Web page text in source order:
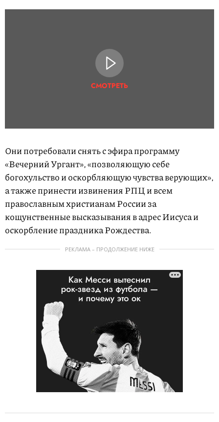
СМОТРЕТЬ
Они потребовали снять с эфира программу
«Вечерний Ургант», «позволяющую себе
богохульство и оскорбляющую чувства верующих»,
а также принести извинения РПЦ и всем
православным христианам России за
кощунственные высказывания в адрес Иисуса и
оскорбление праздника Рождества.
РЕКЛАМА – ПРОДОЛЖЕНИЕ НИЖЕ